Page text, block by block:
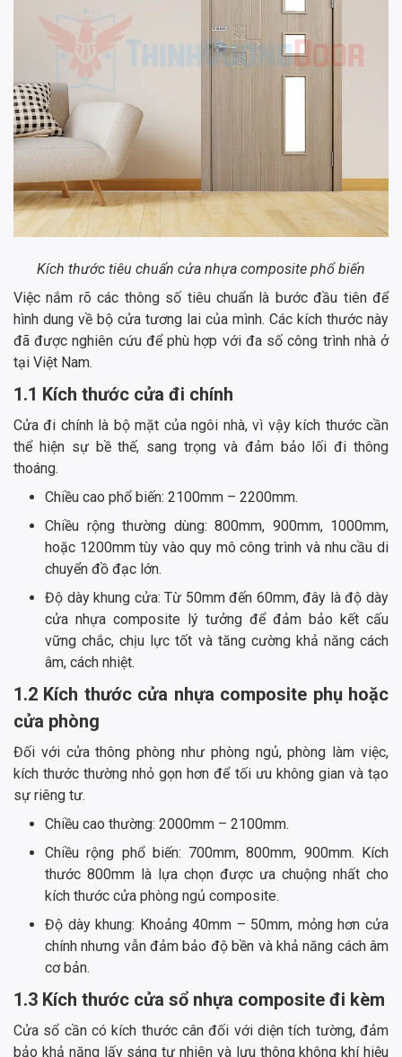
Kích thước tiêu chuẩn cửa nhựa composite phổ biến
Việc nắm rõ các thông số tiêu chuẩn là bước đầu tiên để
hình dung về bộ cửa tương lai của mình. Các kích thước này
đã được nghiên cứu để phù hợp với đa số công trình nhà ở
tại Việt Nam.
1.1 Kích thước cửa đi chính
Cửa đi chính là bộ mặt của ngôi nhà, vì vậy kích thước cần
thể hiện sự bề thế, sang trọng và đảm bảo lối đi thông
thoáng.
Chiều cao phổ biến: 2100mm – 2200mm.
Chiều rộng thường dùng: 800mm, 900mm, 1000mm,
hoặc 1200mm tùy vào quy mô công trình và nhu cầu di
chuyển đồ đạc lớn.
Độ dày khung cửa: Từ 50mm đến 60mm, đây là độ dày
cửa nhựa composite lý tưởng để đảm bảo kết cấu
vững chắc, chịu lực tốt và tăng cường khả năng cách
âm, cách nhiệt.
1.2 Kích thước cửa nhựa composite phụ hoặc
cửa phòng
Đối với cửa thông phòng như phòng ngủ, phòng làm việc,
kích thước thường nhỏ gọn hơn để tối ưu không gian và tạo
sự riêng tư.
Chiều cao thường: 2000mm – 2100mm.
Chiều rộng phổ biến: 700mm, 800mm, 900mm. Kích
thước 800mm là lựa chọn được ưa chuộng nhất cho
kích thước cửa phòng ngủ composite.
Độ dày khung: Khoảng 40mm – 50mm, mỏng hơn cửa
chính nhưng vẫn đảm bảo độ bền và khả năng cách âm
cơ bản.
1.3 Kích thước cửa sổ nhựa composite đi kèm
Cửa sổ cần có kích thước cân đối với diện tích tường, đảm
bảo khả năng lấy sáng tự nhiên và lưu thông không khí hiệu